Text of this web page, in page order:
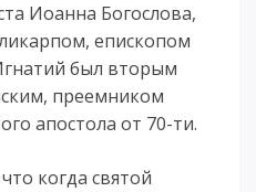
Иоанна Богослова,
епископом
был вторым
преемником
апостола от 70-ти.
когда святой